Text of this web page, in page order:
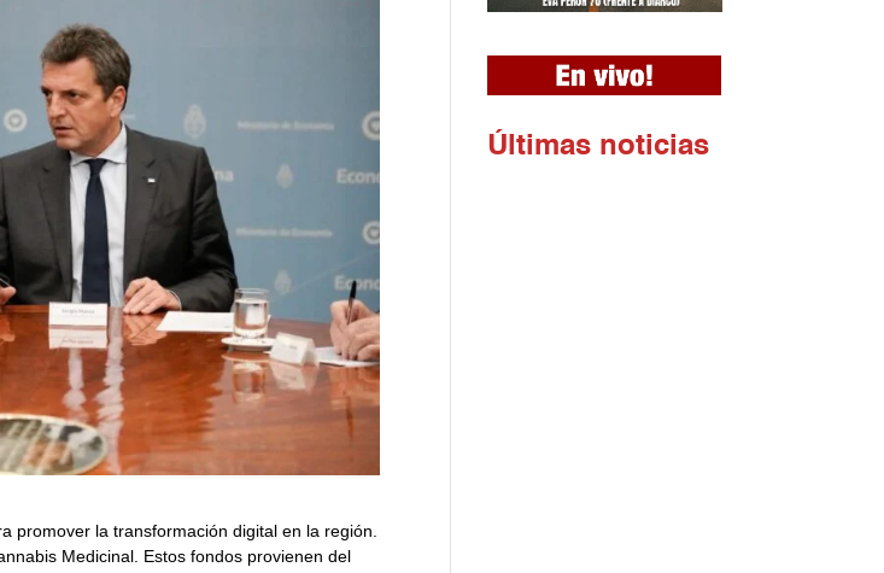
promover la transformación digital en la región.
Medicinal. Estos fondos provienen del
Ú ltimas noticias